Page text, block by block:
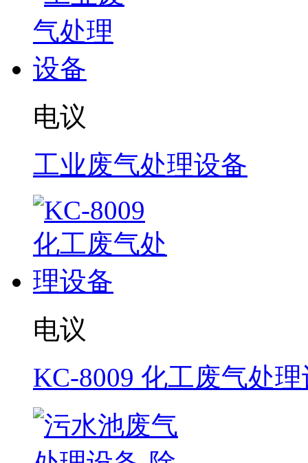
电议
工业废气处理设备
电议
KC-8009 化工废气处